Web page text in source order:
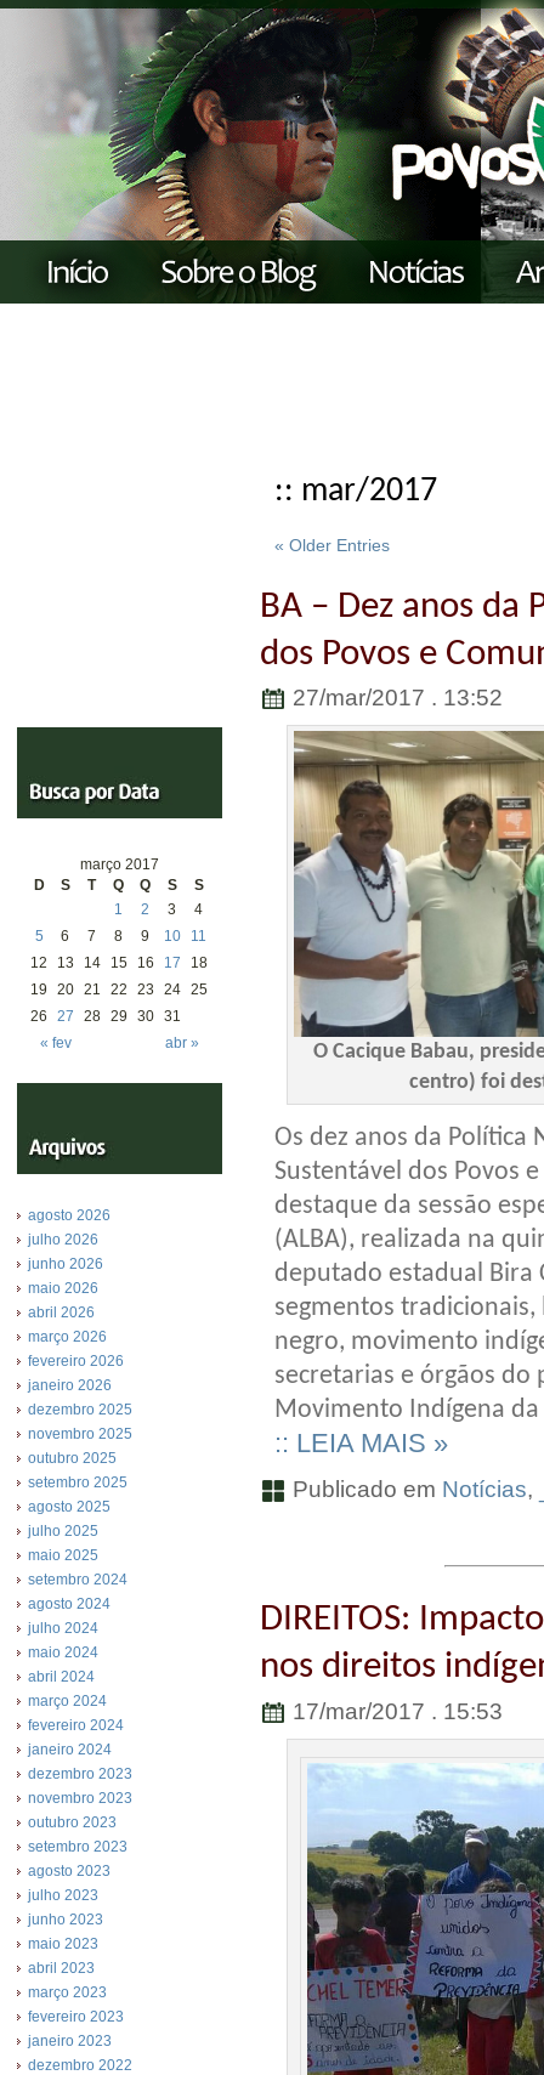
março 2017
D
S T Q Q S S
« fev abr »
1 2 3
4
5
6 7 8 9 10
11
12
13 14 15 16 17
18
19
20 21 22 23 24 25
26
27 28 29 30 31
agosto 2026
julho 2026
junho 2026
maio 2026
abril 2026
março 2026
fevereiro 2026
janeiro 2026
dezembro 2025
novembro 2025
outubro 2025
setembro 2025
agosto 2025
julho 2025
maio 2025
setembro 2024
agosto 2024
julho 2024
maio 2024
abril 2024
março 2024
fevereiro 2024
janeiro 2024
dezembro 2023
novembro 2023
outubro 2023
setembro 2023
agosto 2023
julho 2023
junho 2023
maio 2023
abril 2023
março 2023
fevereiro 2023
janeiro 2023
dezembro 2022
:: mar/2017
« Older Entries
BA – Dez anos da
dos Povos e
27/mar/2017 . 13:52
O Cacique Babau,
centro) foi
Os dez anos da Política
Sustentável dos Povos
destaque da sessão
(ALBA), realizada na
deputado estadual Bira
segmentos
negro, movimento
secretarias e órgãos
Movimento Indígena
:: LEIA MAIS »
Publicado em Notícias,
DIREITOS:
nos direitos
17/mar/2017 . 15:53